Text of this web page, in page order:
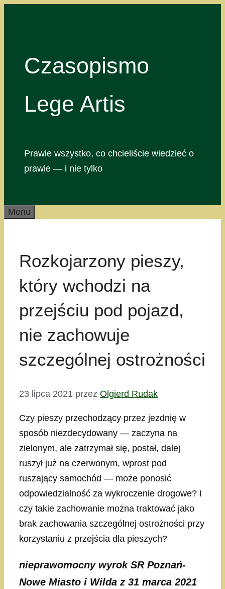
Czasopismo
Lege Artis
Prawie wszystko, co chcieliście wiedzieć o
prawie — i nie tylko
Menu
Rozkojarzony pieszy,
który wchodzi na
przejściu pod pojazd,
nie zachowuje
szczególnej ostrożności
23 lipca 2021 przez Olgierd Rudak
Czy pieszy przechodzący przez jezdnię w
sposób niezdecydowany — zaczyna na
zielonym, ale zatrzymał się, postał, dalej
ruszył już na czerwonym, wprost pod
ruszający samochód — może ponosić
odpowiedzialność za wykroczenie drogowe? I
czy takie zachowanie można traktować jako
brak zachowania szczególnej ostrożności przy
korzystaniu z przejścia dla pieszych?
nieprawomocny wyrok SR Poznań-
Nowe Miasto i Wilda z 31 marca 2021